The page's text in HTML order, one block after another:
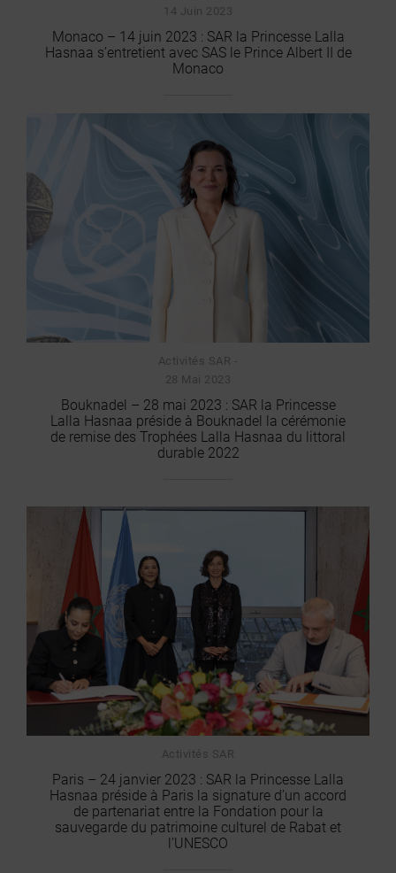
14 Juin 2023
Monaco – 14 juin 2023 : SAR la Princesse Lalla
Hasnaa s’entretient avec SAS le Prince Albert II de
Monaco
Activités SAR -
28 Mai 2023
Bouknadel – 28 mai 2023 : SAR la Princesse
Lalla Hasnaa préside à Bouknadel la cérémonie
de remise des Trophées Lalla Hasnaa du littoral
durable 2022
Activités SAR
Paris – 24 janvier 2023 : SAR la Princesse Lalla
Hasnaa préside à Paris la signature d’un accord
de partenariat entre la Fondation pour la
sauvegarde du patrimoine culturel de Rabat et
l’UNESCO